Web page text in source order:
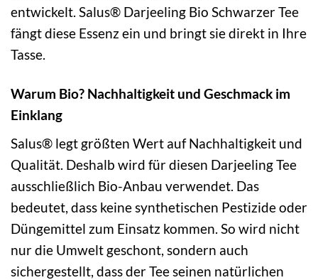
entwickelt. Salus® Darjeeling Bio Schwarzer Tee
fängt diese Essenz ein und bringt sie direkt in Ihre
Tasse.
Warum Bio? Nachhaltigkeit und Geschmack im
Einklang
Salus® legt größten Wert auf Nachhaltigkeit und
Qualität. Deshalb wird für diesen Darjeeling Tee
ausschließlich Bio-Anbau verwendet. Das
bedeutet, dass keine synthetischen Pestizide oder
Düngemittel zum Einsatz kommen. So wird nicht
nur die Umwelt geschont, sondern auch
sichergestellt, dass der Tee seinen natürlichen